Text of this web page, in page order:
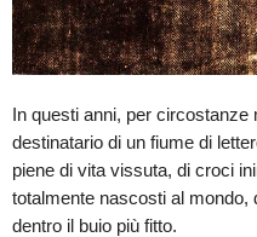
In questi anni, per circostanze
destinatario di un fiume di
piene di vita vissuta, di croci
totalmente nascosti al mondo,
dentro il buio più fitto.